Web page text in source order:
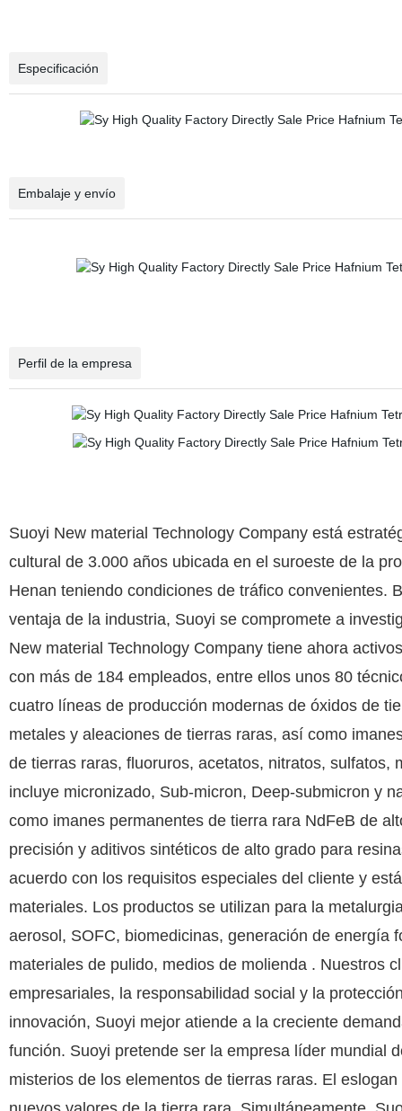
Especificación
Embalaje y envío
Perfil de la empresa
Suoyi New material Technology Company está
cultural de 3.000 años ubicada en el suroeste de la
Henan teniendo condiciones de tráfico convenientes.
ventaja de la industria, Suoyi se compromete a
New material Technology Company tiene ahora
con más de 184 empleados, entre ellos unos 80
cuatro líneas de producción modernas de óxidos de
metales y aleaciones de tierras raras, así como
de tierras raras, fluoruros, acetatos, nitratos,
incluye micronizado, Sub-micron, Deep-submicron y
como imanes permanentes de tierra rara NdFeB de
precisión y aditivos sintéticos de alto grado para
acuerdo con los requisitos especiales del cliente y
materiales. Los productos se utilizan para la
aerosol, SOFC, biomedicinas, generación de energía
materiales de pulido, medios de molienda . Nuestros
empresariales, la responsabilidad social y la
innovación, Suoyi mejor atiende a la creciente
función. Suoyi pretende ser la empresa líder mundial
misterios de los elementos de tierras raras. El